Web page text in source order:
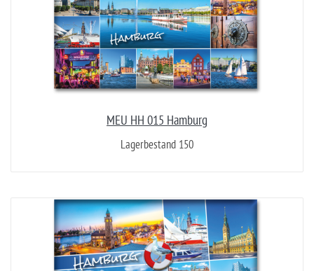
MEU HH 015 Hamburg
Lagerbestand 150